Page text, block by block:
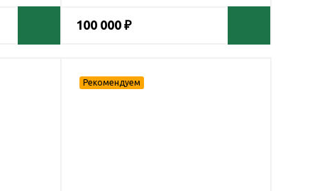
100 000 ₽